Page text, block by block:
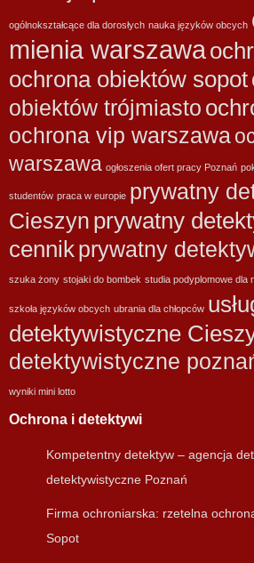
ogólnokształcące dla dorosłych nauka języków obcych
mienia warszawa
ochrona obiektów sopot
obiektów trójmiasto
ochrona vip warszawa
warszawa ogłoszenia ofert pracy Poznań
studentów praca w europie prywatny
Cieszyn prywatny
cennikprywatny
szuka żony stojaki do bombek studia podyplomowe dla
szkoła języków obcych ubrania dla chłopców
detektywistyczne
detektywistyczne
wyniki mini lotto
Ochrona i detektywi
Kompetentny detektyw – agencja
detektywistyczne Poznań
Firma ochroniarska: rzetelna
Sopot